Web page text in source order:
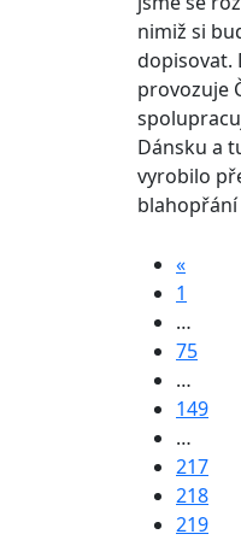
nimiž si
dopisovat.
provozuje
Dánsku a
vyrobilo
«
1
…
75
…
149
…
217
218
219